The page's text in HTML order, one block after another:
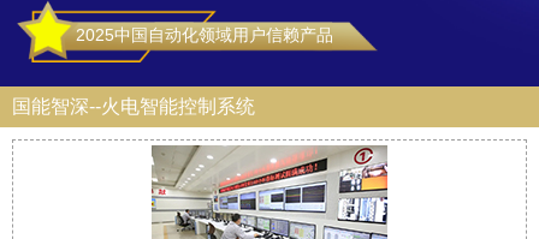
2025中国自动化领域用户信赖产品
国能智深--火电智能控制系统